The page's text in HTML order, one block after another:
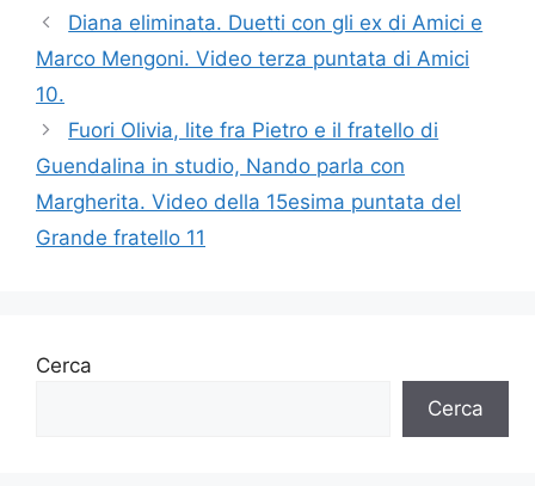
Diana eliminata. Duetti con gli ex di Amici e
Marco Mengoni. Video terza puntata di Amici
10.
Fuori Olivia, lite fra Pietro e il fratello di
Guendalina in studio, Nando parla con
Margherita. Video della 15esima puntata del
Grande fratello 11
Cerca
Cerca